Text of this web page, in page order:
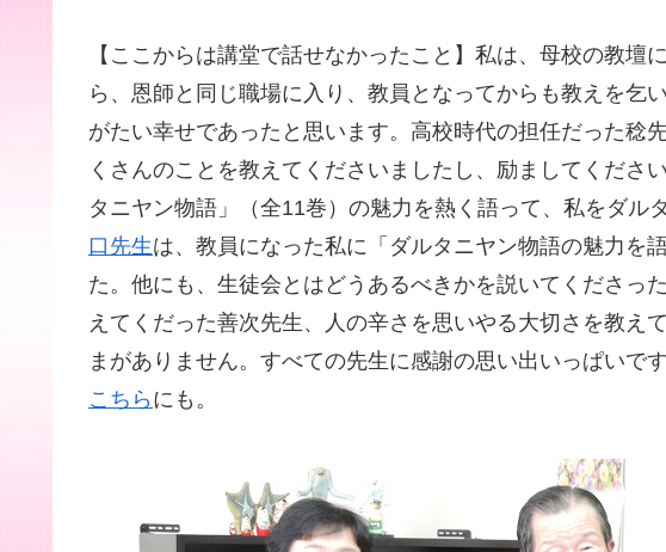
【ここからは講堂で話せなかったこと】私は、母校の教壇
ら、恩師と同じ職場に入り、教員となってからも教えを乞
がたい幸せであったと思います。高校時代の担任だった稔
くさんのことを教えてくださいましたし、励ましてくださ
タニヤン物語」（全11巻）の魅力を熱く語って、私をダル
口先生は、教員になった私に「ダルタニヤン物語の魅力を
た。他にも、生徒会とはどうあるべきかを説いてくださっ
えてくだった善次先生、人の辛さを思いやる大切さを教え
まがありません。すべての先生に感謝の思い出いっぱいで
こちら にも。